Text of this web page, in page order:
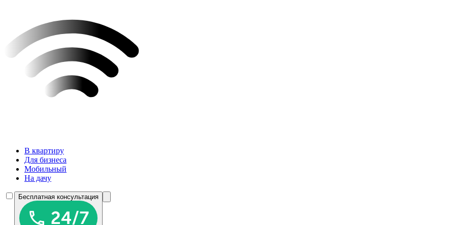
В квартиру
Для бизнеса
Мобильный
На дачу
Бесплатная консультация